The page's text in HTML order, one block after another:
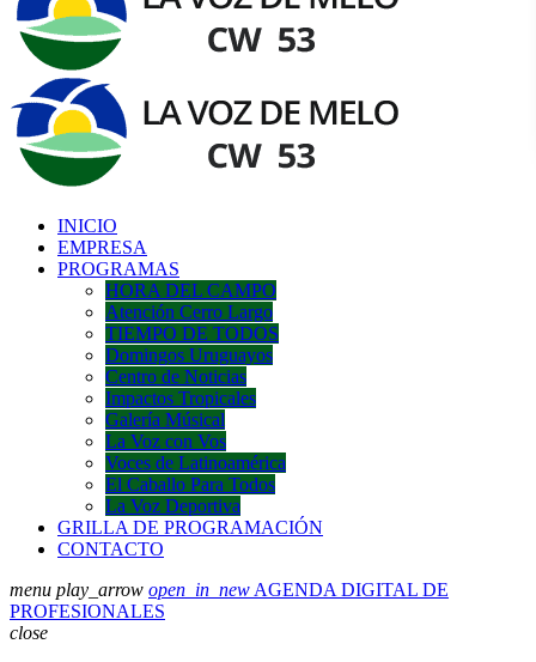
INICIO
EMPRESA
PROGRAMAS
HORA DEL CAMPO
Atención Cerro Largo
TIEMPO DE TODOS
Domingos Uruguayos
Centro de Noticias
Impactos Tropicales
Galería Músical
La Voz con Vos
Voces de Latinoamérica
El Caballo Para Todos
La Voz Deportiva
GRILLA DE PROGRAMACIÓN
CONTACTO
menu play_arrow open_in_new AGENDA DIGITAL DE
PROFESIONALES
close